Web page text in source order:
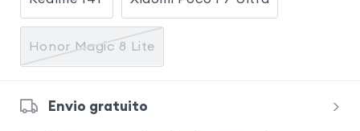
Honor Magic 8 Lite
Envio gratuito